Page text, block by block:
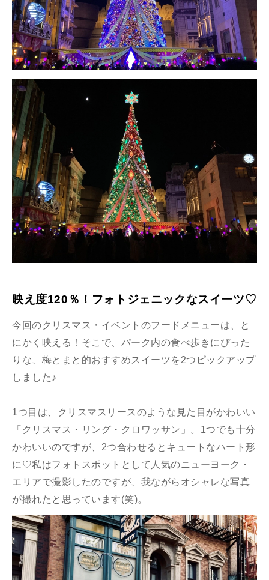
映え度120％！フォトジェニックなスイーツ♡
今回のクリスマス・イベントのフードメニューは、と
にかく映える！そこで、パーク内の食べ歩きにぴった
りな、梅とまと的おすすめスイーツを2つピックアップ
しました♪
1つ目は、クリスマスリースのような見た目がかわいい
「クリスマス・リング・クロワッサン」。1つでも十分
かわいいのですが、2つ合わせるとキュートなハート形
に♡私はフォトスポットとして人気のニューヨーク・
エリアで撮影したのですが、我ながらオシャレな写真
が撮れたと思っています(笑)。